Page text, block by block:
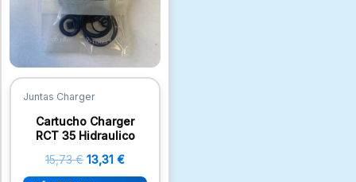
Juntas Charger
Cartucho Charger
RCT 35 Hidraulico
15,73€ 13,31 €